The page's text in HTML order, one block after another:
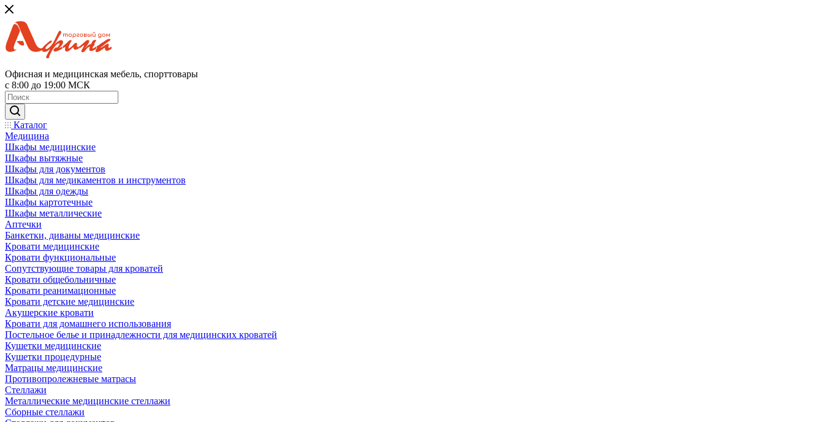
Офисная и медицинская мебель, спорттовары
с 8:00 до 19:00 МСК
Каталог
Медицина
Шкафы медицинские
Шкафы вытяжные
Шкафы для документов
Шкафы для медикаментов и инструментов
Шкафы для одежды
Шкафы картотечные
Шкафы металлические
Аптечки
Банкетки, диваны медицинские
Кровати медицинские
Кровати функциональные
Сопутствующие товары для кроватей
Кровати общебольничные
Кровати реанимационные
Кровати детские медицинские
Акушерские кровати
Кровати для домашнего использования
Постельное белье и принадлежности для медицинских кроватей
Кушетки медицинские
Кушетки процедурные
Матрацы медицинские
Противопролежневые матрасы
Стеллажи
Металлические медицинские стеллажи
Сборные стеллажи